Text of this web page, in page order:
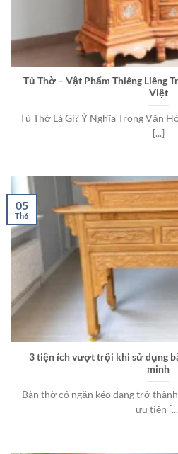
Tủ Thờ – Vật Phẩm Thiêng Liêng
Việt
Tủ Thờ Là Gì? Ý Nghĩa Trong Văn
[...]
3 tiện ích vượt trội khi sử dụng
minh
Bàn thờ có ngăn kéo đang trở
ưu tiên
05
Th6